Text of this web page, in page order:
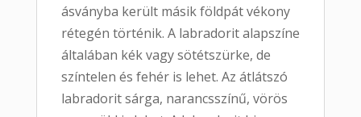
ásványba került másik földpát vékony
rétegén történik. A labradorit alapszíne
általában kék vagy sötétszürke, de
színtelen és fehér is lehet. Az átlátszó
labradorit sárga, narancsszínű, vörös